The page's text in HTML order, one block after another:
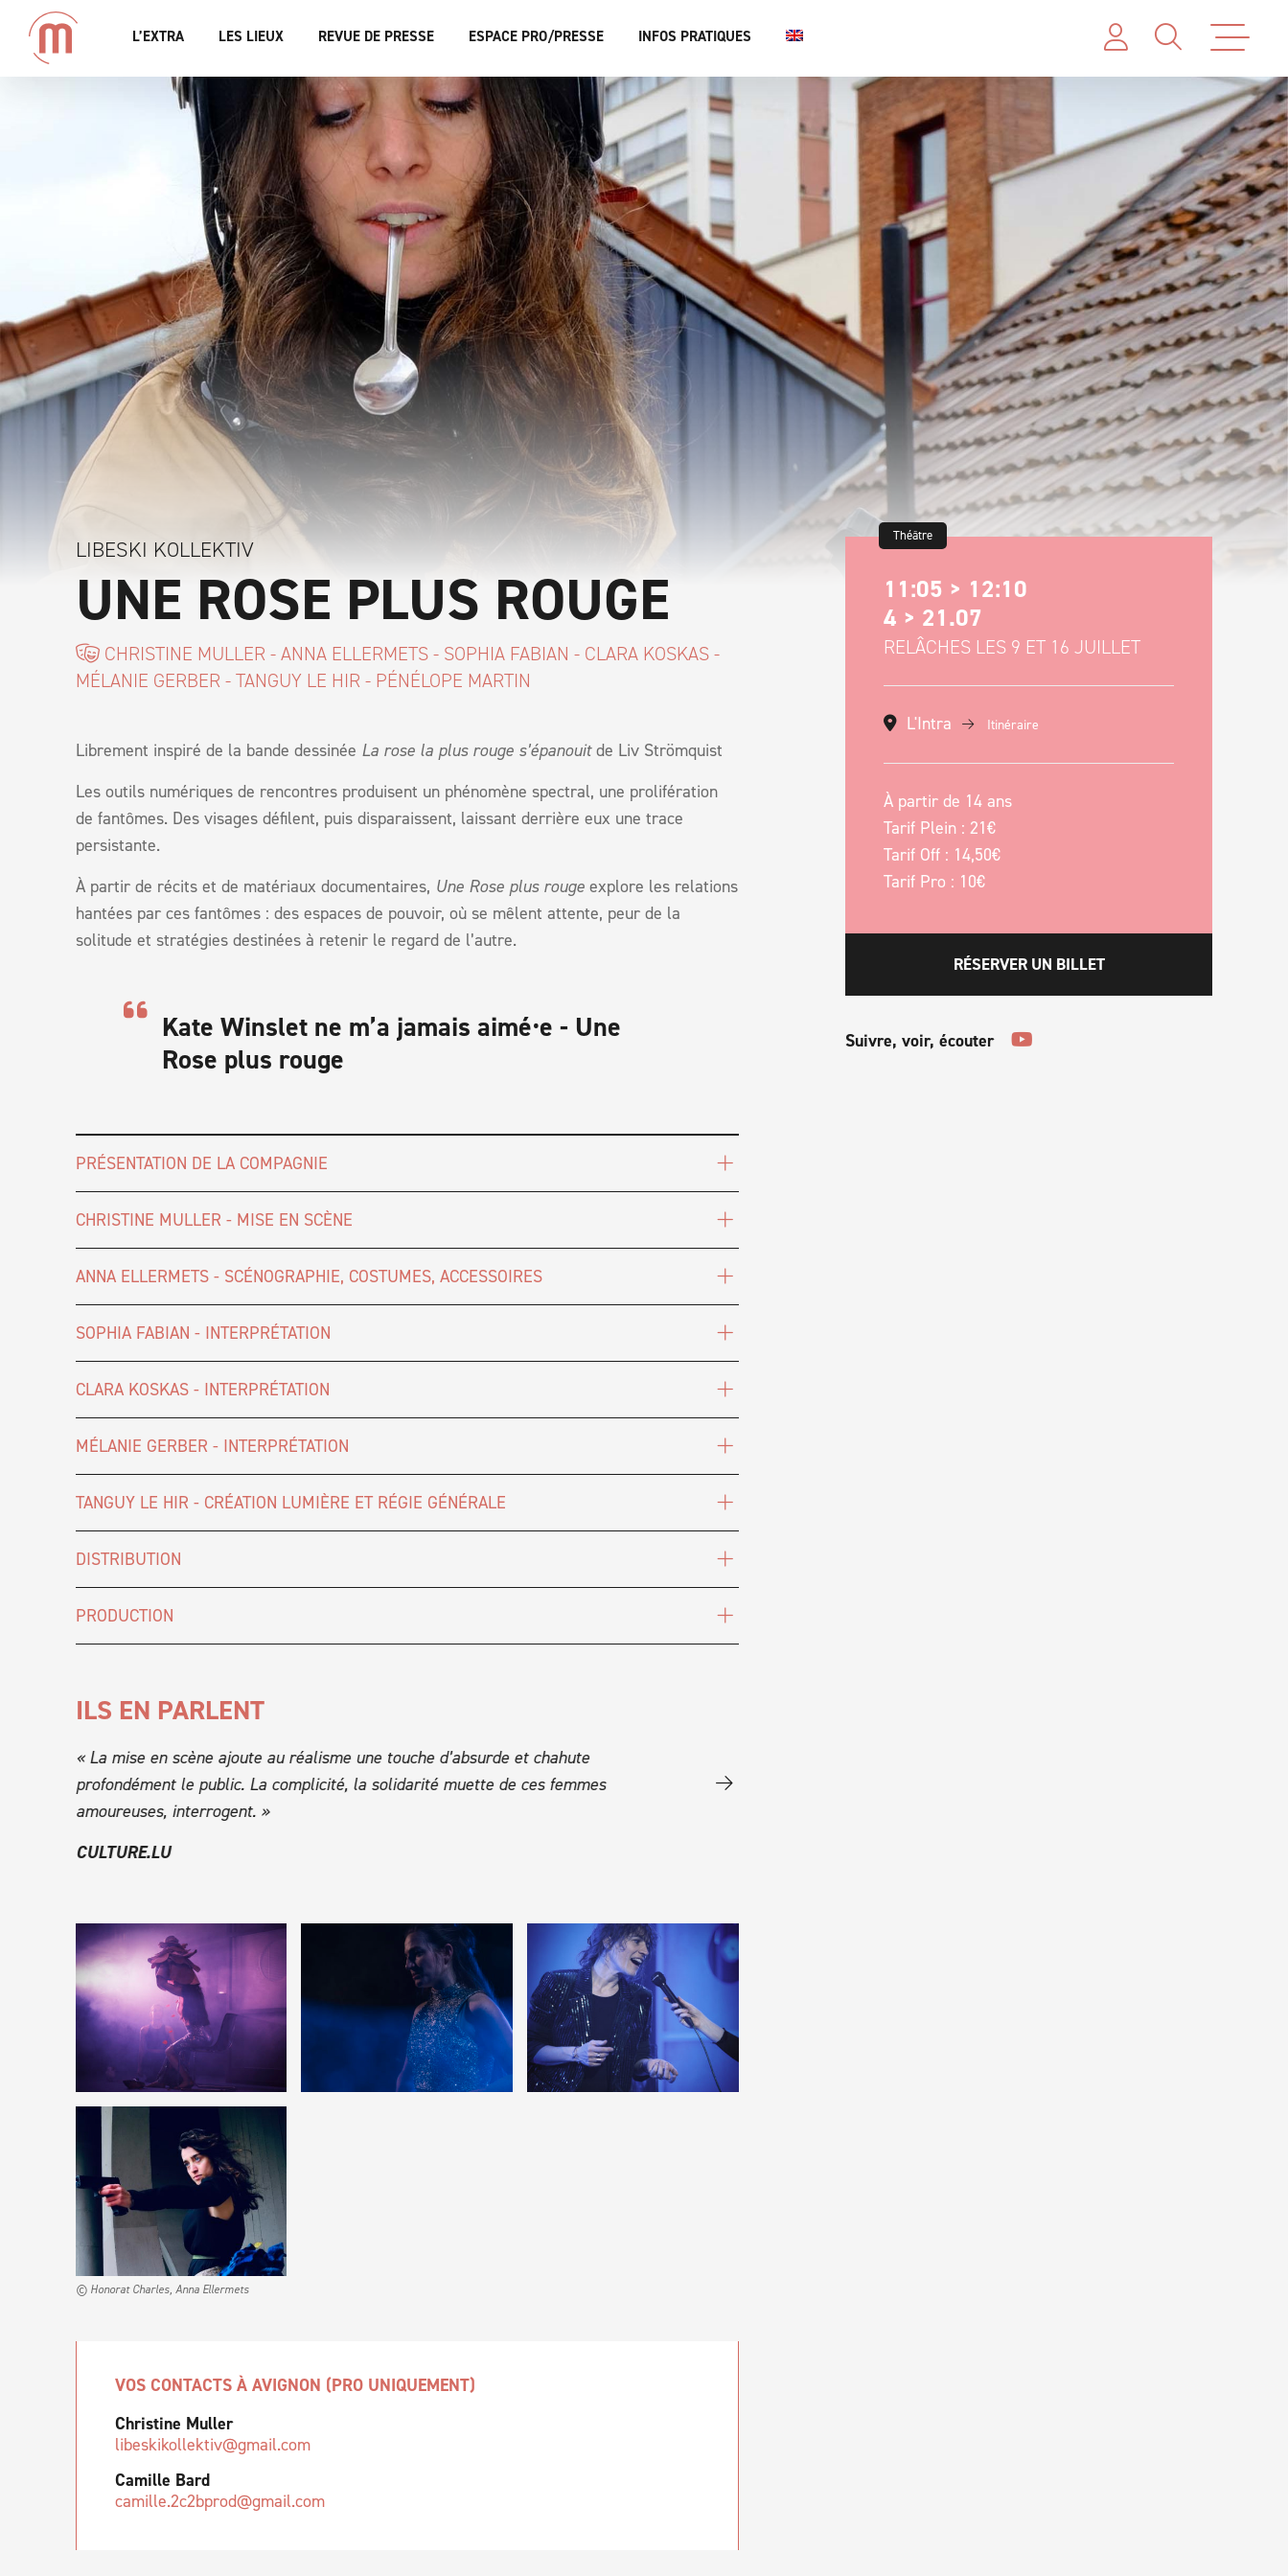
L’EXTRA LES LIEUX REVUE DE PRESSE ESPACE PRO/PRESSE INFOS PRATIQUES
LIBESKI KOLLEKTIV
UNE ROSE PLUS ROUGE
CHRISTINE MULLER - ANNA ELLERMETS - SOPHIA FABIAN - CLARA KOSKAS -
MÉLANIE GERBER - TANGUY LE HIR - PÉNÉLOPE MARTIN
Librement inspiré de la bande dessinée La rose la plus rouge s’épanouitde Liv Strömquist
Les outils numériques de rencontres produisent un phénomène spectral, une prolifération
de fantômes. Des visages défilent, puis disparaissent, laissant derrière eux une trace
persistante.
À partir de récits et de matériaux documentaires, Une Rose plus rougeexplore les relations
hantées par ces fantômes : des espaces de pouvoir, où se mêlent attente, peur de la
solitude et stratégies destinées à retenir le regard de l’autre.
Kate Winslet ne m’a jamais aimé⸱e - Une
Rose plus rouge
PRÉSENTATION DE LA COMPAGNIE
CHRISTINE MULLER - MISE EN SCÈNE
ANNA ELLERMETS - SCÉNOGRAPHIE, COSTUMES, ACCESSOIRES
SOPHIA FABIAN - INTERPRÉTATION
CLARA KOSKAS - INTERPRÉTATION
MÉLANIE GERBER - INTERPRÉTATION
TANGUY LE HIR - CRÉATION LUMIÈRE ET RÉGIE GÉNÉRALE
DISTRIBUTION
PRODUCTION
ILS EN PARLENT
« La mise en scène ajoute au réalisme une touche d’absurde et chahute
profondément le public. La complicité, la solidarité muette de ces femmes
amoureuses, interrogent. »
CULTURE.LU
fonde son univers sur toutes sortes de recherches, d’études, de statistiques, de
© Honorat Charles, Anna Ellermets
VOS CONTACTS À AVIGNON (PRO UNIQUEMENT)
Christine Muller
libeskikollektiv@gmail.com
Camille Bard
camille.2c2bprod@gmail.com
Théâtre
11:05 > 12:10
4 > 21.07
RELÂCHES LES 9 ET 16 JUILLET
L'Intra Itinéraire
À partir de 14 ans
Tarif Plein : 21€
Tarif Off : 14,50€
Tarif Pro : 10€
RÉSERVER UN BILLET
Suivre, voir, écouter